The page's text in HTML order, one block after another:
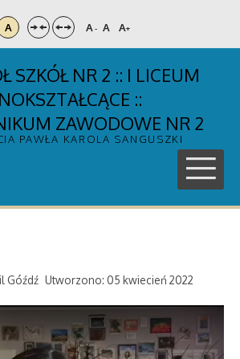
A A- A A+
SZKÓŁ NR 2 :: I LICEUM
::
ZAWODOWE NR 2
PAWŁA KAROLA SANGUSZKI
Góźdź Utworzono: 05 kwiecień 2022